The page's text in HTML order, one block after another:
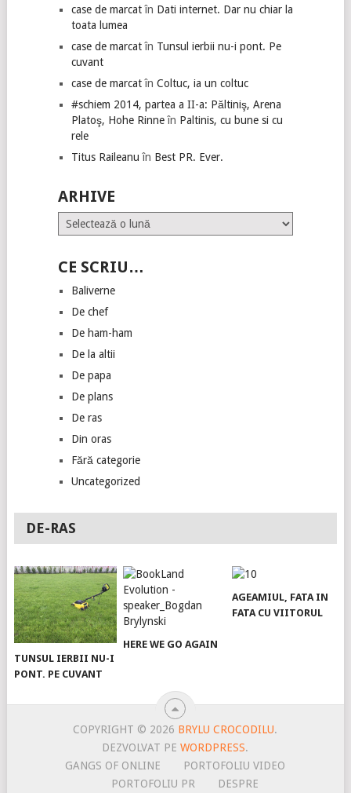
case de marcatîn Dati internet. Dar nu chiar la
toata lumea
case de marcatîn Tunsul ierbii nu-i pont. Pe
cuvant
case de marcatîn Coltuc, ia un coltuc
#schiem 2014, partea a II-a: Păltiniş, Arena
Platoş, Hohe Rinneîn Paltinis, cu bune si cu
rele
Titus Raileanu în Best PR. Ever.
ARHIVE
Arhive
CE SCRIU…
Baliverne
De chef
De ham-ham
De la altii
De papa
De plans
De ras
Din oras
Fără categorie
Uncategorized
DE-RAS
TUNSUL IERBII NU-I
PONT. PE CUVANT
HERE WE GO AGAIN
AGEAMIUL, FATA IN
FATA CU VIITORUL
COPYRIGHT © 2026 BRYLU CROCODILU.
DEZVOLVAT PEWORDPRESS.
GANGS OF ONLINE
PORTOFOLIU VIDEO
PORTOFOLIU PR
DESPRE